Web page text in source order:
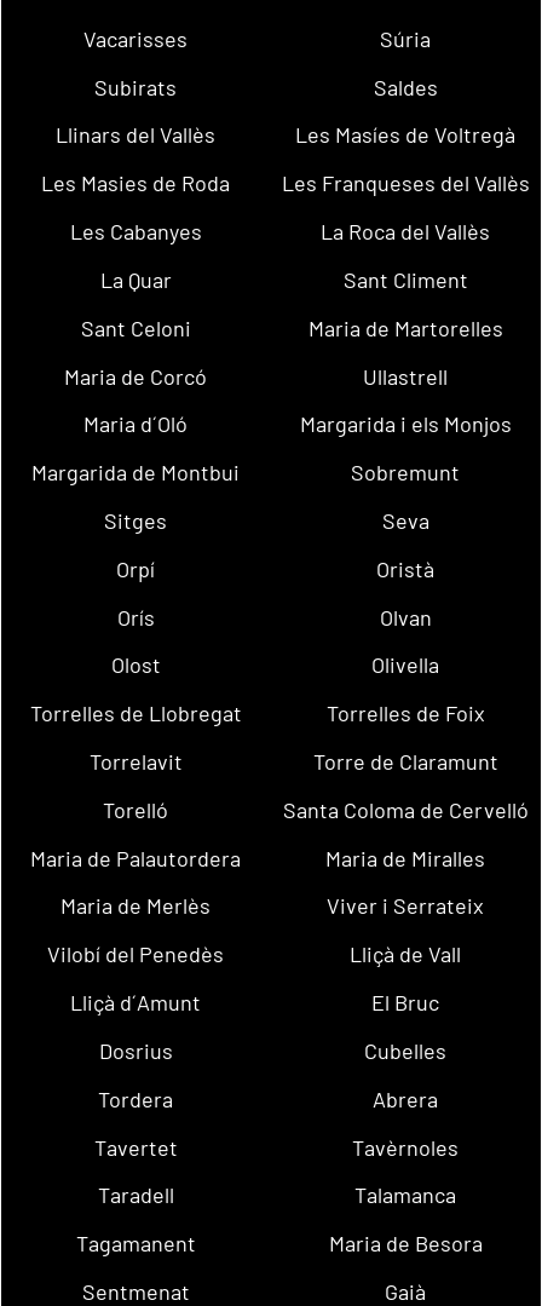
Vacarisses
Súria
Subirats
Saldes
Llinars del Vallès
Les Masíes de Voltregà
Les Masies de Roda
Les Franqueses del Vallès
Les Cabanyes
La Roca del Vallès
La Quar
Sant Climent
Sant Celoni
Maria de Martorelles
Maria de Corcó
Ullastrell
Maria d´Oló
Margarida i els Monjos
Margarida de Montbui
Sobremunt
Sitges
Seva
Orpí
Oristà
Orís
Olvan
Olost
Olivella
Torrelles de Llobregat
Torrelles de Foix
Torrelavit
Torre de Claramunt
Torelló
Santa Coloma de Cervelló
Maria de Palautordera
Maria de Miralles
Maria de Merlès
Viver i Serrateix
Vilobí del Penedès
Lliçà de Vall
Lliçà d´Amunt
El Bruc
Dosrius
Cubelles
Tordera
Abrera
Tavertet
Tavèrnoles
Taradell
Talamanca
Tagamanent
Maria de Besora
Sentmenat
Gaià